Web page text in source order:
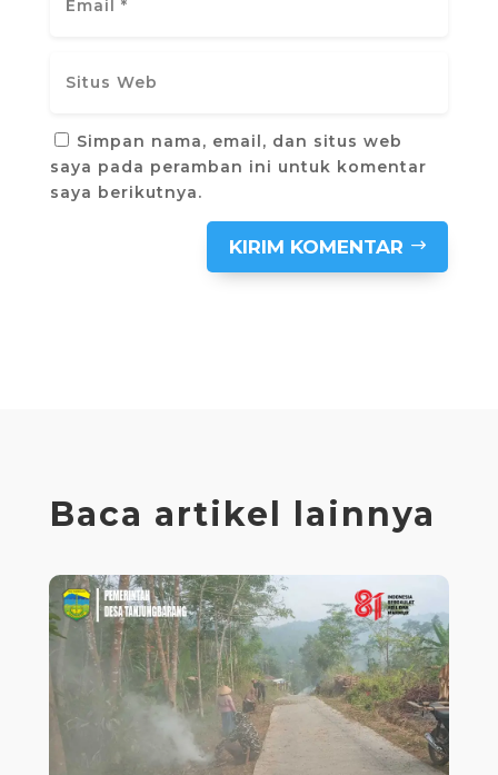
Simpan nama, email, dan situs web
saya pada peramban ini untuk komentar
saya berikutnya.
KIRIM KOMENTAR
Baca artikel lainnya